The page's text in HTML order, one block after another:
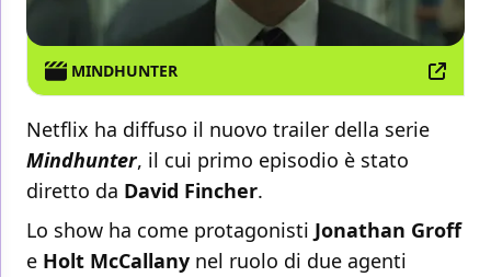
MINDHUNTER
Netflix ha diffuso il nuovo trailer della serie
Mindhunter, il cui primo episodio è stato
diretto da David Fincher.
Lo show ha come protagonisti Jonathan Groff
e Holt McCallany nel ruolo di due agenti